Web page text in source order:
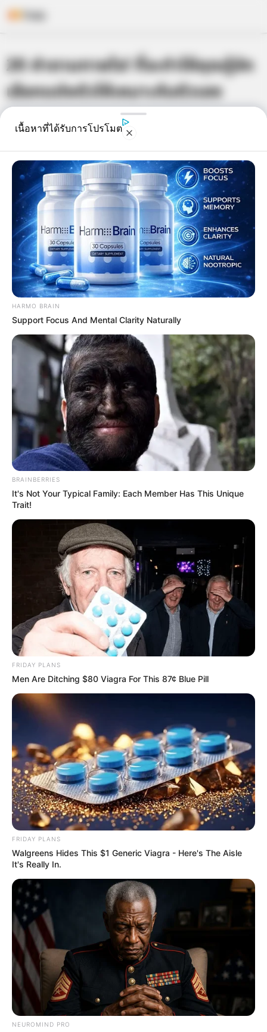
content
20 คำถามทายใจ! ที่จะทำให้คุณรู้จัก
เลือกแต่งตัวให้เหมาะกับตัวเอง
เจ้าหมอดู 17 ก.ค. 2015
บุคลิกและอินเนอร์ของแต่ละคนแตกต่างกันค่ะ บางคน
ภายนอกอาจจะดูสวยและร้อนแรง แต่ภายในกลับเป็นสาว
ใสๆเรียบร้อยแล้วคุณอยากรู้กันหรือเปล่าคะ ว่าความจริง
แล้วคุณเป็นสาวแบบไหน ?แล้วจะแต่งสวยอย่างไรให้
เหมาะที่สุด วันนี้แม่หมอ แห่งHoroscop.mthaiมีเกมส์
ทายใจมาให้เล่นกันค่ะ รับรองว่าแม่นชัวส์
ข้อไหนบ้างที่ใช่ตัวคุณสุดๆ
ฉันชอบทำนู่นทำนี่ทั้งวัน ทำให้อยู่เฉย ๆ เมื่อไหร่เฉาตาย
แน่ ๆ
2.ฉันชอบชีวิตที่เข้มข้น ทั้งตู้เสื้อผ้ามีแต่ชุดสีสันจัดจ้านทั้ง
นั้น
3.โกรธแรง เกลียดแรง แต่ถ้ารักใครฉันก็ให้ได้ทุกอย่าง
4.สาวสวยอย่างฉันต้องเด่นที่สุด เป็นจุดสนใจในทุก ๆ งาน
สีแดง สีส้ม สีทอง เป็นสามสีโปรดที่ไม่เคยหายไปจากตัว
6.คนอย่างฉันบูชาความรักเป็นสิ่งที่สำคัญที่สุดในชีวิตนี้
7.ให้นั่งฝันนั่งเพ้อหาเจ้าชายในนิยายรักทั้งวัน ฉันก็ทำได้
นะ
8.รู้สึกนึกคิดอะไร โกรธ หัวเราะ ร้องไห้ก็ปล่อยออกมาง่าย
ๆ ทันที
9.ไม่ได้ยอตัวเองนะ แต่ฉันเป็นทูตที่เก่งมาก ๆ ใครทะเลาะ
กันทีไรฉันก็เป็นคนเคลียร์ให้ทุกที
10.สีประจำตัวสุดโปรดของฉันเป็นพวกสีโทนเย็น ทั้งสีฟ้า
สีเขียวอมฟ้า สีเงิน แล้วก็สีขาว
เนื้อหาที่ได้รับการโปรโมต
HARMO BRAIN
Support Focus And Mental Clarity Naturally
BRAINBERRIES
It's Not Your Typical Family: Each Member Has This Unique
Trait!
FRIDAY PLANS
Men Are Ditching $80 Viagra For This 87¢ Blue Pill
FRIDAY PLANS
Walgreens Hides This $1 Generic Viagra - Here's The Aisle
It's Really In.
NEUROMIND PRO